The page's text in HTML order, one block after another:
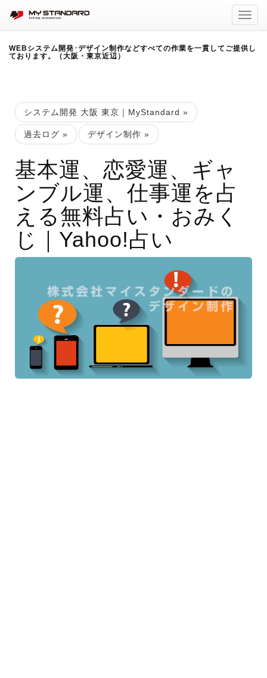
WEBシステム開発･デザイン制作などすべての作業を一貫してご提供し
ております。（大阪・東京近辺）
システム開発 大阪 東京｜MyStandard »
過去ログ » デザイン制作 »
基本運、恋愛運、ギャ
ンブル運、仕事運を占
える無料占い・おみく
じ｜Yahoo!占い